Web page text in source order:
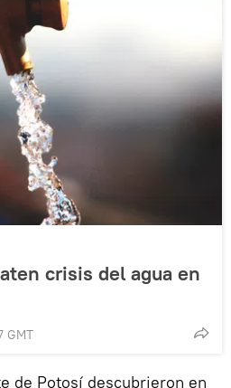
crisis del agua en
GMT
de Potosí descubrieron en